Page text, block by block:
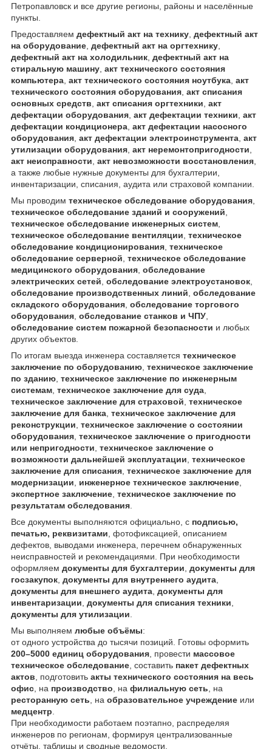
Петропавловск и все другие регионы, районы и населённые
пункты.
Предоставляем дефектный акт на технику дефектный акт
на оборудование дефектный акт на оргтехнику
дефектный акт на холодильник дефектный акт на
стиральную машину акт технического состояния
компьютера акт технического состояния ноутбука акт
технического состояния оборудования акт списания
основных средств акт списания оргтехники акт
дефектации оборудования акт дефектации техники акт
дефектации кондиционера акт дефектации насосного
оборудования акт дефектации электроинструмента акт
утилизации оборудования акт неремонтопригодности
акт неисправности акт невозможности восстановления
а также любые нужные документы для бухгалтерии,
инвентаризации, списания, аудита или страховой компании.
Мы проводим техническое обследование оборудования
техническое обследование зданий и сооружений
техническое обследование инженерных систем
техническое обследование вентиляции техническое
обследование кондиционирования техническое
обследование серверной техническое обследование
медицинского оборудования обследование
электрических сетей обследование электроустановок
обследование производственных линий обследование
складского оборудования обследование торгового
оборудования обследование станков и ЧПУ
обследование систем пожарной безопасности и любых
других объектов.
По итогам выезда инженера составляется техническое
заключение по оборудованию техническое заключение
по зданию техническое заключение по инженерным
системам техническое заключение для суда
техническое заключение для страховой техническое
заключение для банка техническое заключение для
реконструкции техническое заключение о состоянии
оборудования техническое заключение о пригодности
или непригодности техническое заключение о
возможности дальнейшей эксплуатации техническое
заключение для списания техническое заключение для
модернизации
инженерное техническое заключение
экспертное заключение техническое заключение по
результатам обследования
Все документы выполняются официально, с подписью,
печатью, реквизитами , фотофиксацией, описанием
дефектов, выводами инженера, перечнем обнаруженных
неисправностей и рекомендациями. При необходимости
оформляем документы для бухгалтерии документы для
госзакупок документы для внутреннего аудита
документы для внешнего аудита документы для
инвентаризации документы для списания техники
документы для утилизации
Мы выполняем любые объёмы:
от одного устройства до тысячи позиций. Готовы оформить
200–5000 единиц оборудования , провести массовое
техническое обследование , составить пакет дефектных
актов , подготовить акты технического состояния на весь
офис , на производство , на филиальную сеть , на
ресторанную сеть , на образовательное учреждение или
медцентр
При необходимости работаем поэтапно, распределяя
инженеров по регионам, формируя централизованные
отчёты, таблицы и сводные ведомости.